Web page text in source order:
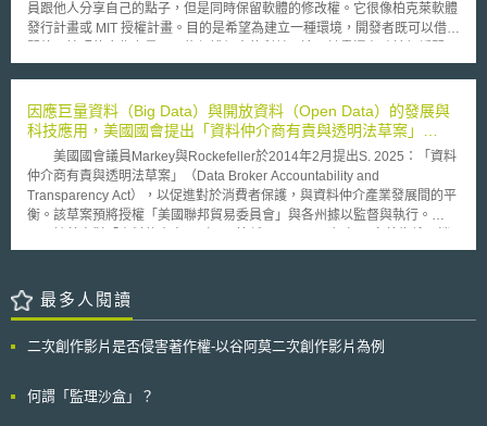
員跟他人分享自己的點子，但是同時保留軟體的修改權。它很像柏克萊軟體
發行計畫或 MIT 授權計畫。目的是希望為建立一種環境，開發者既可以借助
碼運動和專屬軟體商之間日趨緊張的關係。 Phatak 的授權計畫有著先
展中心。 Phatak 也發起了一項 Ekalavya 計畫，鼓勵大家提出開原碼運動
的新概念。
因應巨量資料（Big Data）與開放資料（Open Data）的發展與
科技應用，美國國會提出「資料仲介商有責與透明法草案」
（Data Broker Accountability and Transparency Act）
美國國會議員Markey與Rockefeller於2014年2月提出S. 2025：「資料
仲介商有責與透明法草案」（Data Broker Accountability and
Transparency Act），以促進對於消費者保護，與資料仲介產業發展間的平
衡。該草案預將授權「美國聯邦貿易委員會」與各州據以監督與執行。
售、提供第三方近用為目的，而蒐集、組合或維護非其客戶或員工之個人相
陳述或聲明的方式（包括提供明知或應知悉為偽造、假造、虛構、或詐欺性
陳述或聲明的文件予以他人），自資料當事人取得或使其揭露個人相關資
供資料當事人進行下列事項： 1.檢視與確認其個人相關資料（除非為辨識個
資訊」（Public Record Information）與「非公共資訊」（Non-public
最多人閱讀
二次創作影片是否侵害著作權-以谷阿莫二次創作影片為例
何謂「監理沙盒」？